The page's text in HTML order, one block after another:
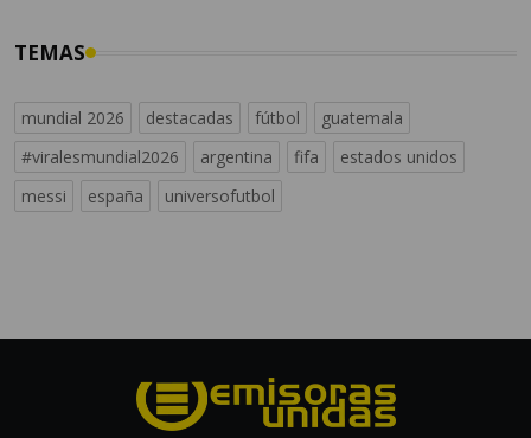
TEMAS
mundial 2026 destacadas fútbol
guatemala
#viralesmundial2026
argentina fifa
estados unidos
messi
españa universofutbol